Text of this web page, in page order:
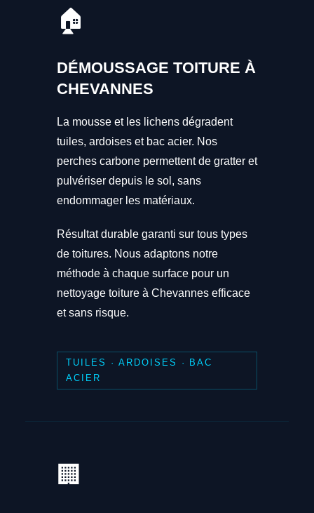
🏠
DÉMOUSSAGE TOITURE À
CHEVANNES
La mousse et les lichens dégradent
tuiles, ardoises et bac acier. Nos
perches carbone permettent de gratter et
pulvériser depuis le sol, sans
endommager les matériaux.
Résultat durable garanti sur tous types
de toitures. Nous adaptons notre
méthode à chaque surface pour un
nettoyage toiture à Chevannes efficace
et sans risque.
TUILES · ARDOISES · BAC
ACIER
🏢